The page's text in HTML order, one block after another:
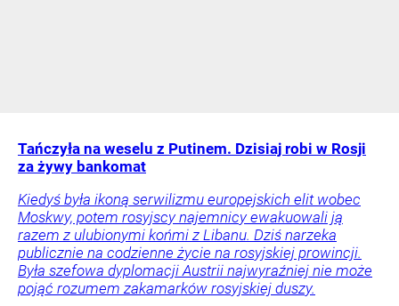
Tańczyła na weselu z Putinem. Dzisiaj robi w Rosji
za żywy bankomat
Kiedyś była ikoną serwilizmu europejskich elit wobec
Moskwy, potem rosyjscy najemnicy ewakuowali ją
razem z ulubionymi końmi z Libanu. Dziś narzeka
publicznie na codzienne życie na rosyjskiej prowincji.
Była szefowa dyplomacji Austrii najwyraźniej nie może
pojąć rozumem zakamarków rosyjskiej duszy.